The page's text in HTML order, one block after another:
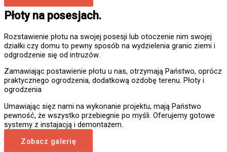
Płoty na posesjach.
Rozstawienie płotu na swojej posesji lub otoczenie nim swojej
działki czy domu to pewny sposób na wydzielenia granic ziemi i
odgrodzenie się od intruzów.
Zamawiając postawienie płotu u nas, otrzymają Państwo, oprócz
praktycznego ogrodzenia, dodatkową ozdobę terenu. Płoty i
ogrodzenia
Umawiając sięz nami na wykonanie projektu, mają Państwo
pewność, że wszystko przebiegnie po myśli. Oferujemy gotowe
systemy z instajacją i demontażem.
Zobacz galerię